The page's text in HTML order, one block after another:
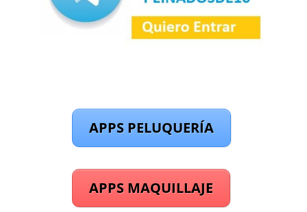
APPS PELUQUERÍA
APPS MAQUILLAJE